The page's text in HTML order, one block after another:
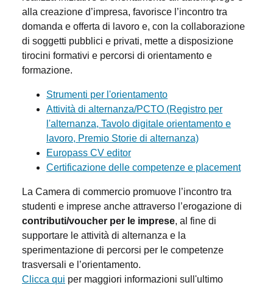
alla creazione d’impresa, favorisce l’incontro tra
domanda e offerta di lavoro e, con la collaborazione
di soggetti pubblici e privati, mette a disposizione
tirocini formativi e percorsi di orientamento e
formazione.
Strumenti per l'orientamento
Attività di alternanza/PCTO (Registro per
l'alternanza, Tavolo digitale orientamento e
lavoro, Premio Storie di alternanza)
Europass CV editor
Certificazione delle competenze e placement
La Camera di commercio promuove l’incontro tra
studenti e imprese anche attraverso l’erogazione di
contributi/voucher per le imprese, al fine di
supportare le attività di alternanza e la
sperimentazione di percorsi per le competenze
trasversali e l’orientamento.
Clicca qui per maggiori informazioni sull'ultimo